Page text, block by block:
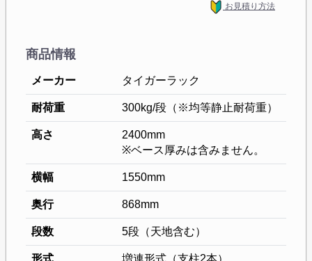
お見積り方法
商品情報
メーカー タイガーラック
耐荷重 300kg/段（※均等静止耐荷重）
高さ
2400mm
※ベース厚みは含みません。
横幅 1550mm
奥行 868mm
段数 5段（天地含む）
形式 増連形式（支柱2本）